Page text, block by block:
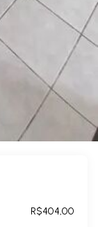
R$404,00